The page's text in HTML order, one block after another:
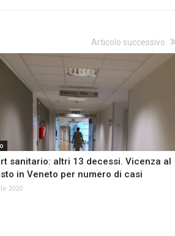
Articolo successivo
sanitario: altri 13 decessi. Vicenza al
in Veneto per numero di casi
2020